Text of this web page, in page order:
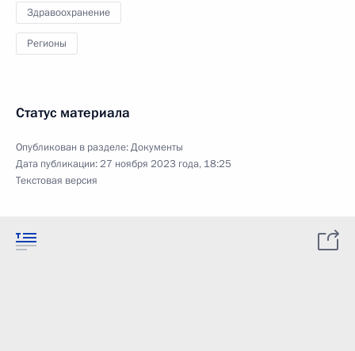
Здравоохранение
Регионы
Статус материала
Опубликован в разделе:Документы
Дата публикации:27 ноября 2023 года, 18:25
Текстовая версия